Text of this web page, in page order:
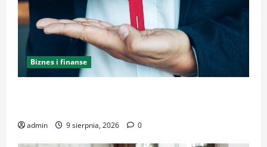
Biznes i finanse
admin 9 sierpnia, 2026 0